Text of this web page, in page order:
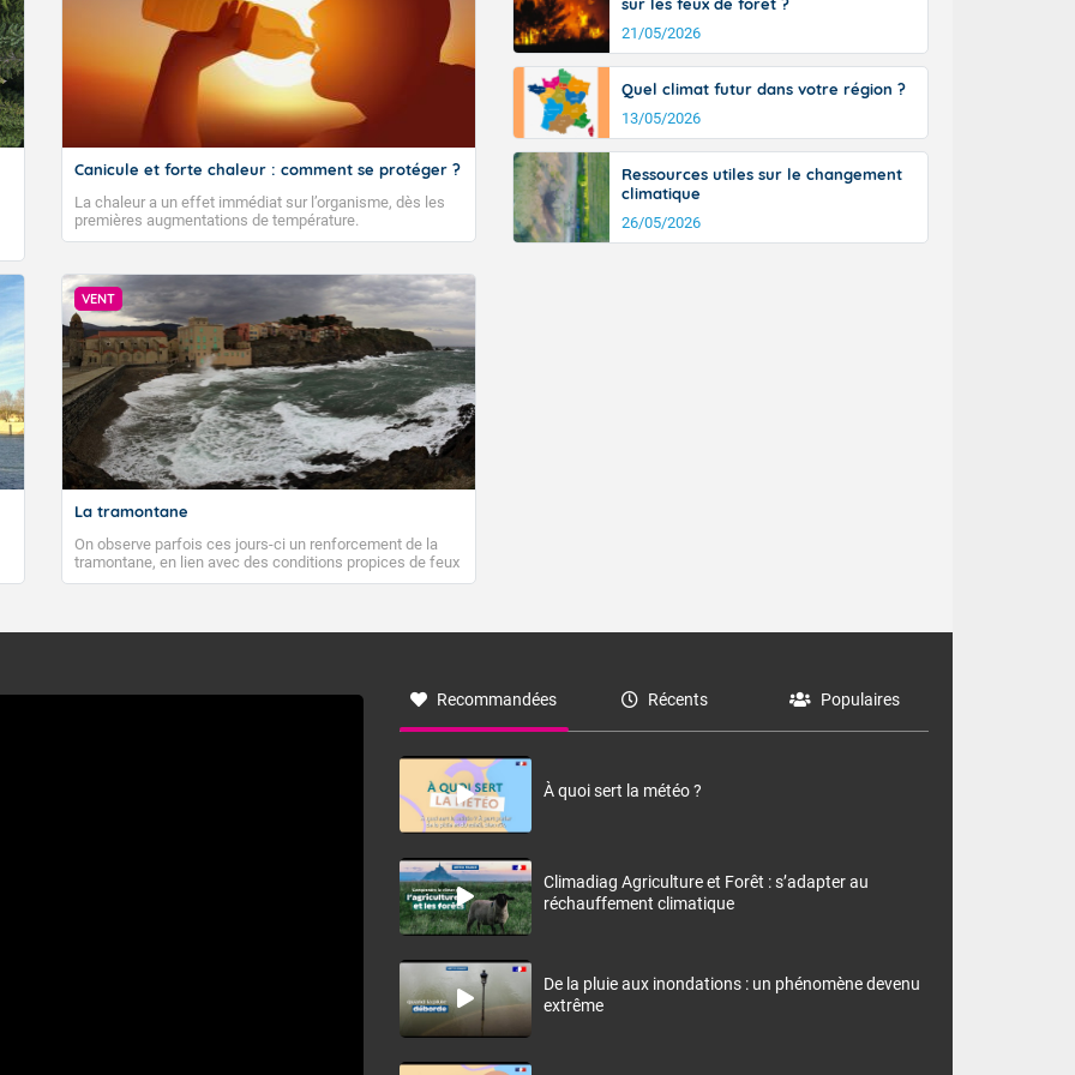
Canicule et forte chaleur : comment se protéger ?
La chaleur a un effet immédiat sur l’organisme, dès les
premières augmentations de température.
VENT
La tramontane
On observe parfois ces jours-ci un renforcement de la
tramontane, en lien avec des conditions propices de feux
de forêt. Mais qu'est-ce que la tramontane ? Quelles sont
à nord-ouest, dans un secteur qui part du Roussillon à la
monts, en allusion aux régions montagneuses d’où
21/05/2026
Quel climat futur dans votre région ?
13/05/2026
Ressources utiles sur le changement
climatique
26/05/2026
Recommandées Récents Populaires
À quoi sert la météo ?
Climadiag Agriculture et Forêt : s’adapter au
réchauffement climatique
De la pluie aux inondations : un phénomène devenu
extrême